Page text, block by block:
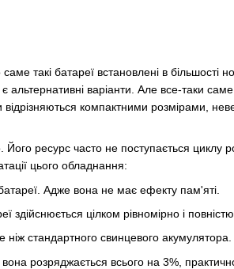
такі батареї встановлені в більшості
альтернативні варіанти. Але все-таки
компактними розмірами,
ресурс часто не поступається циклу
цього обладнання:
Адже вона не має ефекту пам'яті.
здійснюється цілком рівномірно і
ніж стандартного свинцевого акумулятора.
розряджається всього на 3%,